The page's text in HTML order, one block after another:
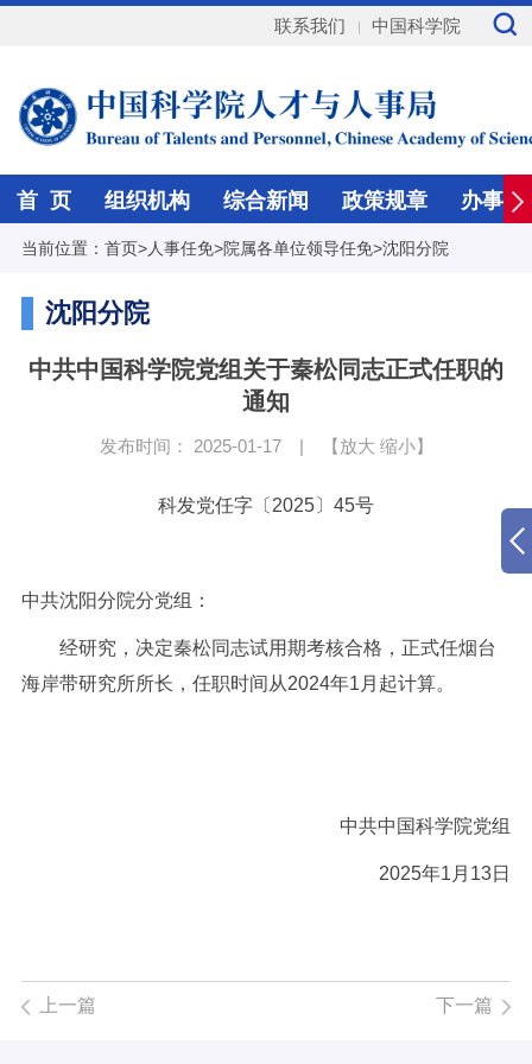
联系我们 中国科学院
首 页 组织机构 综合新闻 政策规章 办事指
当前位置： 首页>人事任免>院属各单位领导任免>沈阳分院
沈阳分院
中共中国科学院党组关于秦松同志正式任职的
通知
发布时间： 2025-01-17 | 【放大 缩小】
科发党任字〔2025〕45号
中共沈阳分院分党组：
经研究，决定秦松同志试用期考核合格，正式任烟台
海岸带研究所所长，任职时间从2024年1月起计算。
中共中国科学院党组
2025年1月13日
上一篇 下一篇